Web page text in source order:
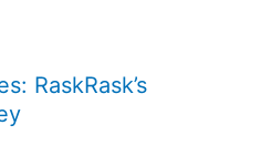
RaskRask’s